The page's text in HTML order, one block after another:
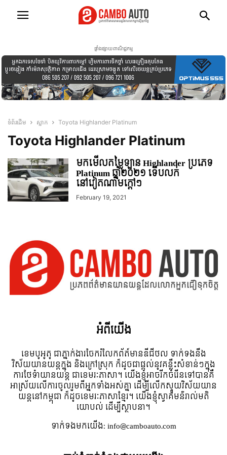
ផ្ទាំងផ្សាយពាណិជ្ជកម្ម
ទំព័រដើម ស្លាក Toyota Highlander Platinum
Toyota Highlander Platinum
មកមើលតម្លៃឡាន Highlander ប្រភេទ
Platinum ឆ្នាំ២០២១ ទើបលក់
នៅវៀតណាមក្តៅៗ
February 19, 2021
អំពី​យើង
ខេមបូអូតូ ជាភ្នាក់ងារចែករំលែកព័ត៍មានឌីជីថល ទាក់ទងនឹង
វិស័យយានយន្តក្នុង និងក្រៅស្រុក ក៏ដូចជាផ្តល់នូវគន្លឹះសំខាន់ៗក្នុង
ការថែទំាយានយន្ត ជាខេមរៈភាសា។ យើងខ្ញុំអាចរីកចំរើនទៅបានគឺ
អាស្រ័យលើការចូលរួមពីអ្នកទាំងអស់គ្នា ដើម្បីលើកស្ទួយវិស័យយាន
យន្តនៅកម្ពុជា ក៏ដូចខេមរៈភាសាខ្មែរ។ យើងខ្ញុំស្វាគមន៌រាល់មតិ
យោបល់ ដើម្បីស្ថាបនា។
ទាក់ទង​មក​យើង:info@camboauto.com